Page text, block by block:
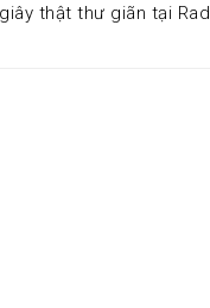
thật thư giãn tại